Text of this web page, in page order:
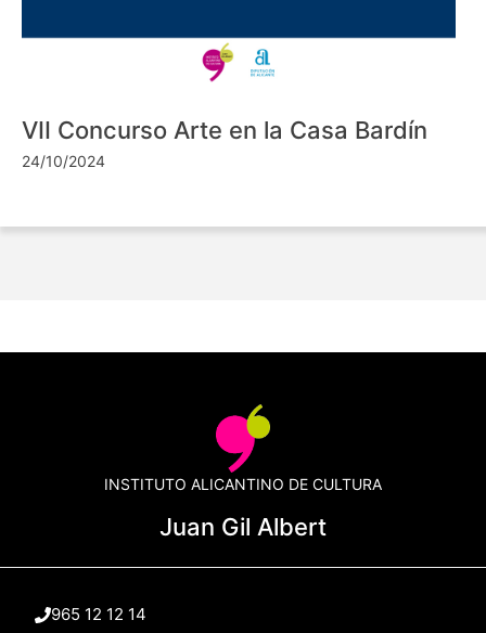
VII Concurso Arte en la Casa Bardín
24/10/2024
INSTITUTO ALICANTINO DE CULTURA
Juan Gil Albert
965 12 12 14